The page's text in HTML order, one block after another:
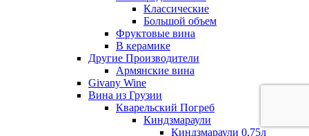
Классические
Большой объем
Фруктовые вина
В керамике
Другие Производители
Армянские вина
Givany Wine
Вина из Грузии
Кварельский Погреб
Киндзмараули
Киндзмараули 0,75л